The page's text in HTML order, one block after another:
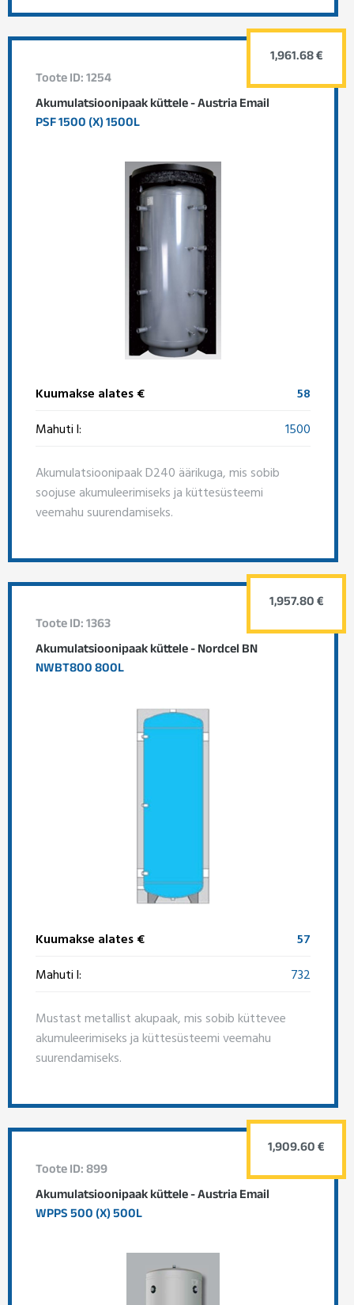
Toote ID: 1254
Akumulatsioonipaak küttele - Austria Email
PSF 1500 (X) 1500L
Kuumakse alates €
58
Mahuti l:
1500
Akumulatsioonipaak D240 äärikuga, mis sobib
soojuse akumuleerimiseks ja küttesüsteemi
veemahu suurendamiseks.
1,961.68 €
Toote ID: 1363
Akumulatsioonipaak küttele - Nordcel BN
NWBT800 800L
Kuumakse alates €
57
Mahuti l:
732
Mustast metallist akupaak, mis sobib küttevee
akumuleerimiseks ja küttesüsteemi veemahu
suurendamiseks.
1,957.80 €
Toote ID: 899
Akumulatsioonipaak küttele - Austria Email
WPPS 500 (X) 500L
1,909.60 €